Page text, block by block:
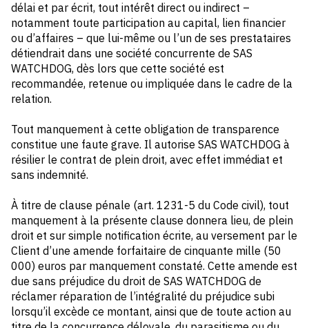
délai et par écrit, tout intérêt direct ou indirect –
notamment toute participation au capital, lien financier
ou d’affaires – que lui-même ou l’un de ses prestataires
détiendrait dans une société concurrente de SAS
WATCHDOG, dès lors que cette société est
recommandée, retenue ou impliquée dans le cadre de la
relation.
Tout manquement à cette obligation de transparence
constitue une faute grave. Il autorise SAS WATCHDOG à
résilier le contrat de plein droit, avec effet immédiat et
sans indemnité.
À titre de clause pénale (art. 1231-5 du Code civil), tout
manquement à la présente clause donnera lieu, de plein
droit et sur simple notification écrite, au versement par le
Client d’une amende forfaitaire de cinquante mille (50
000) euros par manquement constaté. Cette amende est
due sans préjudice du droit de SAS WATCHDOG de
réclamer réparation de l’intégralité du préjudice subi
lorsqu’il excède ce montant, ainsi que de toute action au